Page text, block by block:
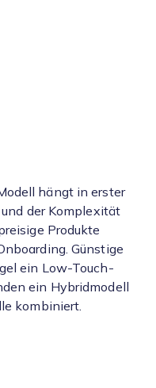
hängt in erster
der Komplexität
Produkte
Günstige
ein Low-Touch-
ein Hybridmodell
kombiniert.